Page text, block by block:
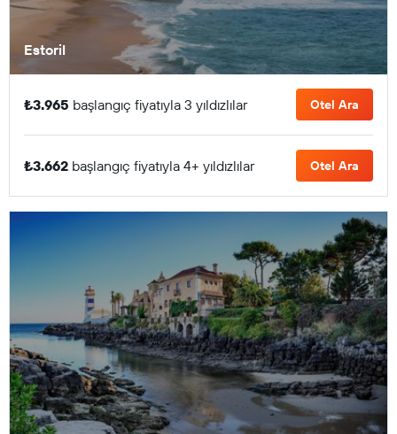
Estoril
₺3.965 başlangıç fiyatıyla 3 yıldızlılar Otel Ara
₺3.662 başlangıç fiyatıyla 4+ yıldızlılar Otel Ara